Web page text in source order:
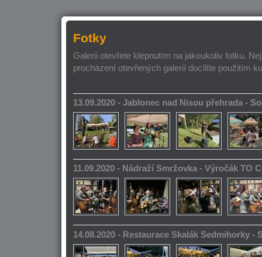
Fotky
Galerii otevřete klepnutím na jakoukoliv fotku.
procházení otevřených galerií docílíte použitím
13.09.2020 - Jablonec nad Nisou přehrada -
11.09.2020 - Nádraží Smržovka - Výročák TO
14.08.2020 - Restaurace Skalák Sedmihorky -